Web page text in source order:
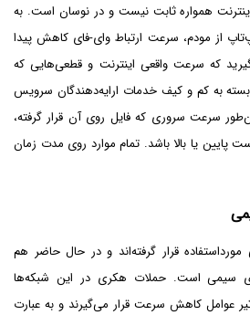
همواره ثابت نیست و در نوسان است. به
از مودم، سرعت ارتباط وای-فای کاهش پیدا
که سرعت واقعی اینترنت و قطعی‌هایی که
به کم و کیف خدمات ارایه‌دهندگان سرویس
سرعت سروری که فایل روی آن قرار گرفته،
پایین یا بالا باشد. تمام موارد روی مدت زمان
سیمی مورداستفاده قرار گرفته‌اند و در حال حاضر هم
سیمی است. حملات هکری در این شبکه‌ها
عوامل کاهش سرعت قرار می‌گیرند و به عبارت